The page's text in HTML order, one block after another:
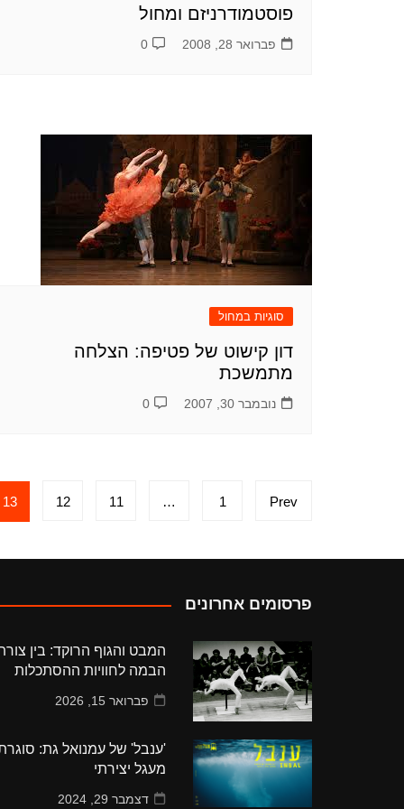
פוסטמודרניזם ומחול
פברואר 28, 2008 0
סוגיות במחול
דון קישוט של פטיפה: הצלחה
מתמשכת
נובמבר 30, 2007 0
Posts
Prev
1
…
11
12
13
2019
פרסומים אחרונים
המבט והגוף הרוקד: בין
הבמה לחוויות ההסתכלות
פברואר 15, 2026
'ענבל' של עמנואל גת:
מעגל יצירתי
דצמבר 29, 2024